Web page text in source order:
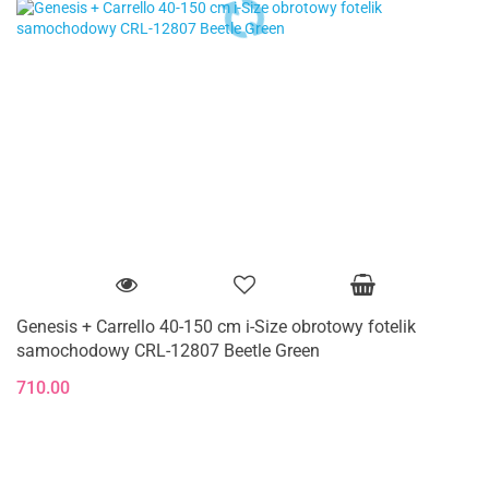
Genesis + Carrello 40-150 cm i-Size obrotowy fotelik
samochodowy CRL-12807 Beetle Green
710.00